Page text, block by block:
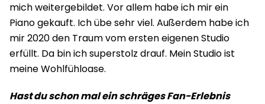
mich weitergebildet. Vor allem habe ich mir ein
Piano gekauft. Ich übe sehr viel. Außerdem habe ich
mir 2020 den Traum vom ersten eigenen Studio
erfüllt. Da bin ich superstolz drauf. Mein Studio ist
meine Wohlfühloase.
Hast du schon mal ein schräges Fan-Erlebnis